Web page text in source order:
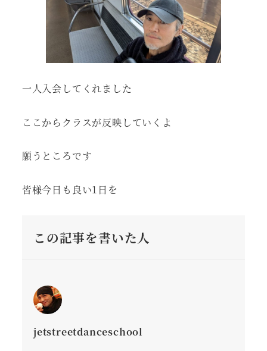
一人入会してくれました
ここからクラスが反映していくよ
願うところです
皆様今日も良い1日を
この記事を書いた人
jetstreetdanceschool